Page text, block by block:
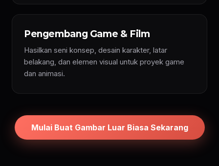
Pengembang Game & Film
Hasilkan seni konsep, desain karakter, latar
belakang, dan elemen visual untuk proyek game
dan animasi.
Mulai Buat Gambar Luar Biasa Sekarang